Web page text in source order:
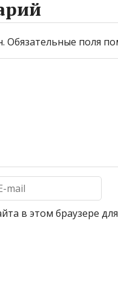
Обязательные поля
в этом браузере